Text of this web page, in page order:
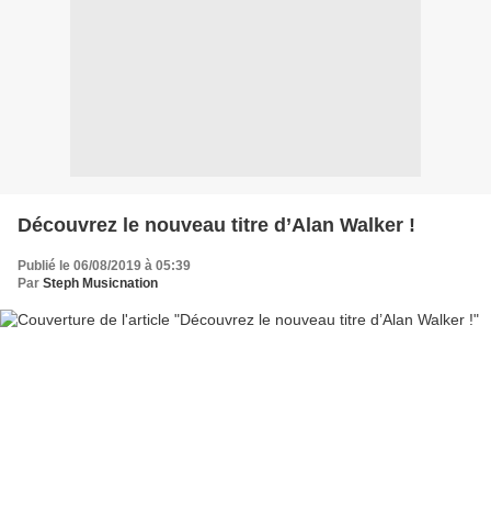
Découvrez le nouveau titre d’Alan Walker !
Publié le 06/08/2019 à 05:39
Par Steph Musicnation